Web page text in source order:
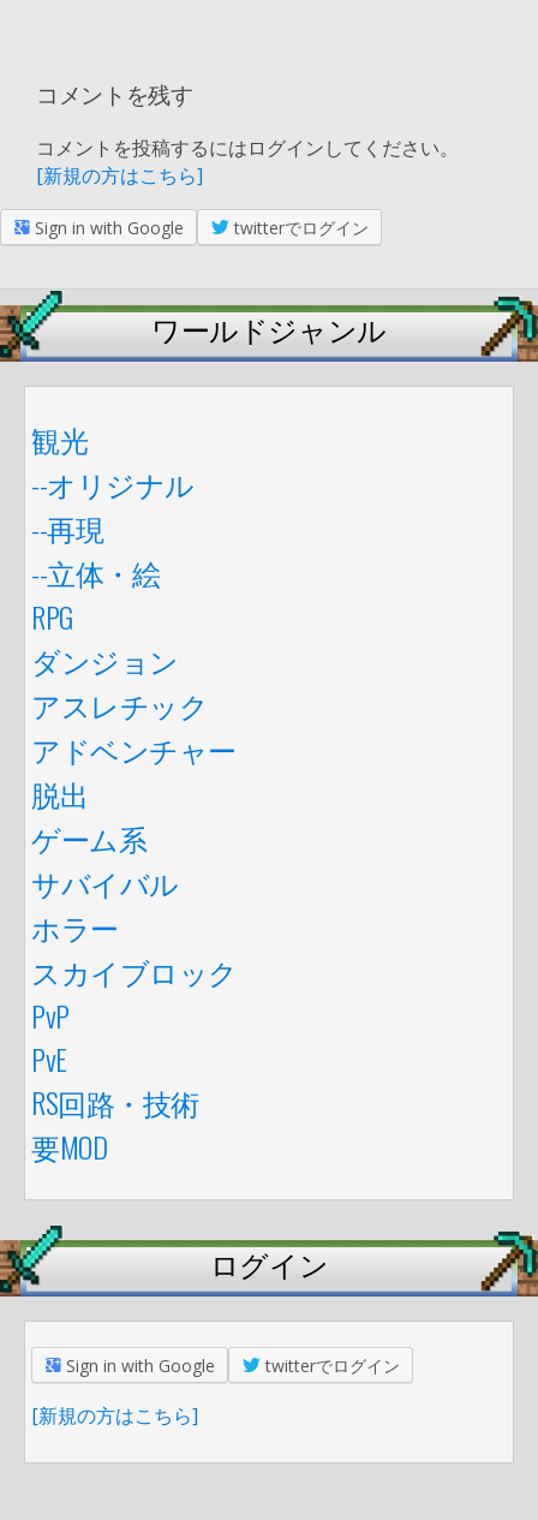
コメントを残す
コメントを投稿するにはログインしてください。
[新規の方はこちら]
Sign in with Google twitterでログイン
ワールドジャンル
観光
--オリジナル
--再現
--立体・絵
RPG
ダンジョン
アスレチック
アドベンチャー
脱出
ゲーム系
サバイバル
ホラー
スカイブロック
PvP
PvE
RS回路・技術
要MOD
ログイン
Sign in with Google twitterでログイン
[新規の方はこちら]